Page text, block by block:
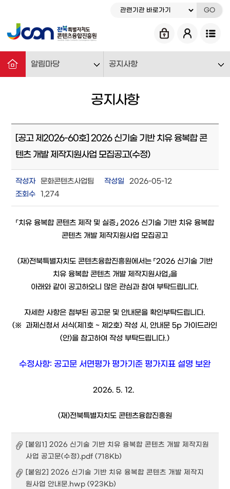
GO
알림마당 공지사항
공지사항
[공고 제2026-60호] 2026 신기술 기반 치유 융복합 콘
텐츠 개발 제작지원사업 모집공고(수정)
작성자 문화콘텐츠사업팀 작성일
2026-05-12
조회수
1,274
「치유 융복합 콘텐츠 제작 및 실증」 2026 신기술 기반 치유 융복합
콘텐츠 개발 제작지원사업 모집공고
(재)전북특별자치도 콘텐츠융합진흥원에서는 「2026 신기술 기반
치유 융복합 콘텐츠 개발 제작지원사업」을
아래와 같이 공고하오니 많은 관심과 참여 부탁드립니다.
자세한 사항은 첨부된 공고문 및 안내문을 확인부탁드립니다.
(※ 과제신청서 서식(제1호 ~ 제2호) 작성 시, 안내문 5p 가이드라인
(안)을 참고하여 작성 부탁드립니다.)
수정사항: 공고문 서면평가 평가기준 평가지표 설명 보완
2026. 5. 12.
(재)전북특별자치도 콘텐츠융합진흥원
[붙임1] 2026 신기술 기반 치유 융복합 콘텐츠 개발 제작지원
사업 공고문(수정).pdf (718Kb)
[붙임2] 2026 신기술 기반 치유 융복합 콘텐츠 개발 제작지
원사업 안내문.hwp (923Kb)